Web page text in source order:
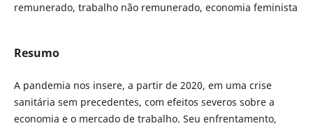
remunerado, trabalho não remunerado, economia feminista
Resumo
A pandemia nos insere, a partir de 2020, em uma crise
sanitária sem precedentes, com efeitos severos sobre a
economia e o mercado de trabalho. Seu enfrentamento,